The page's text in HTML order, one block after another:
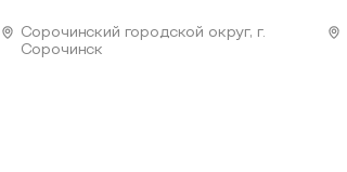
Сорочинский городской округ, г.
Сорочинск